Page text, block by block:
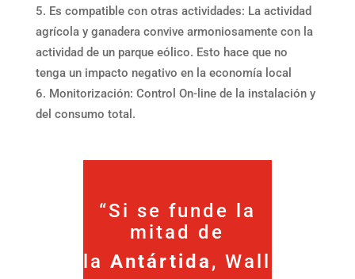
Es compatible con otras actividades: La actividad
agrícola y ganadera convive armoniosamente con la
actividad de un parque eólico. Esto hace que no
tenga un impacto negativo en la economía local
Monitorización: Control On-line de la instalación y
del consumo total.
“Si se funde la
mitad de
laAntártida, Wall